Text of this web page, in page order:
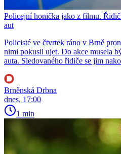
Policejní honička jako z filmu.
aut
Policisté ve čtvrtek ráno v Brně
nimi pokusil ujet. Do akce musela
auta. Sledovaného řidiče se jim
Brněnská Drbna
dnes, 17:00
1 min